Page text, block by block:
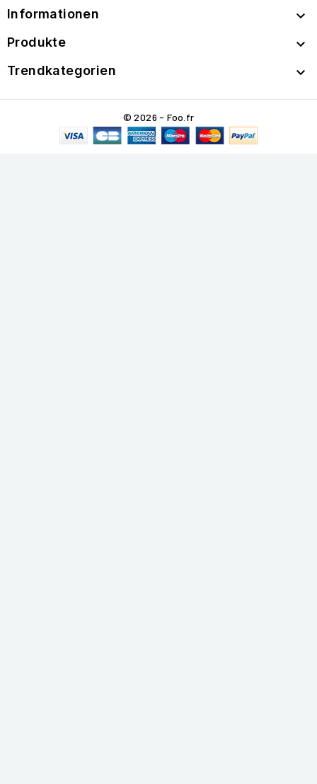
Informationen 
Produkte 
Trendkategorien 
© 2026 - Foo.fr